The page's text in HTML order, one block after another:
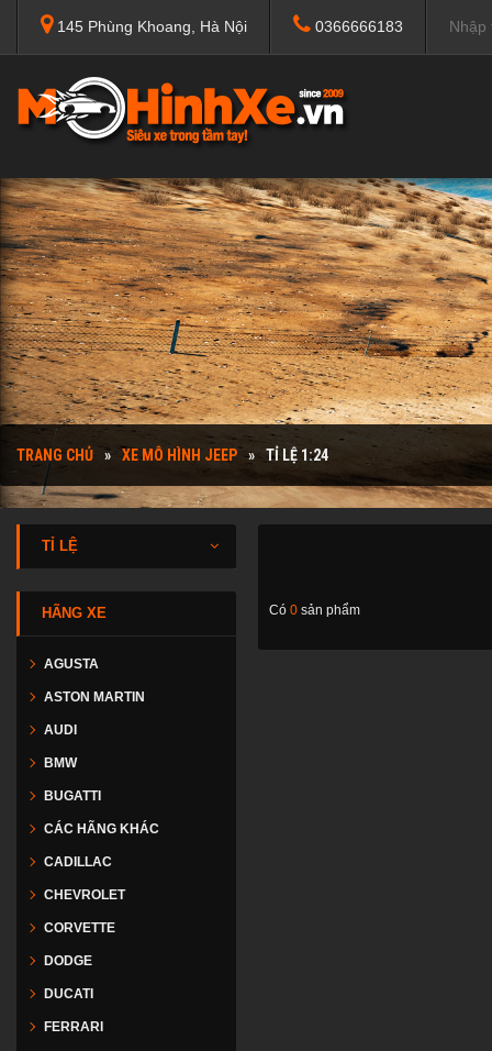
145 Phùng Khoang, Hà Nội 0366666183
TRANG CHỦ XE MÔ HÌNH JEEP TỈ LỆ 1:24
TỈ LỆ
HÃNG XE
AGUSTA
ASTON MARTIN
AUDI
BMW
BUGATTI
CÁC HÃNG KHÁC
CADILLAC
CHEVROLET
CORVETTE
DODGE
DUCATI
FERRARI
Có 0 sản phẩm